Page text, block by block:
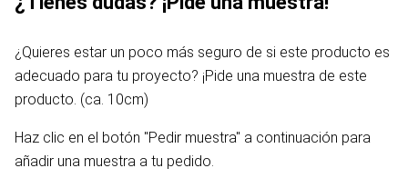
¿Quieres estar un poco más seguro de si este producto es
adecuado para tu proyecto? ¡Pide una muestra de este
producto. (ca. 10cm)
Haz clic en el botón "Pedir muestra" a continuación para
añadir una muestra a tu pedido.